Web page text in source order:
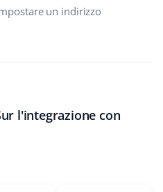
un indirizzo
l'integrazione con